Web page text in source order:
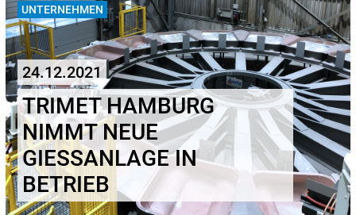
UNTERNEHMEN
24.12.2021
TRIMET HAMBURG
NIMMT NEUE
GIESSANLAGE IN B
ETRIEB